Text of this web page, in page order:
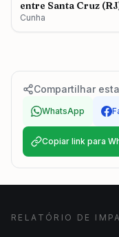
entre Santa Cruz
Cunha
Compartilhar
WhatsApp
Copiar link para
RELATÓRIO DE